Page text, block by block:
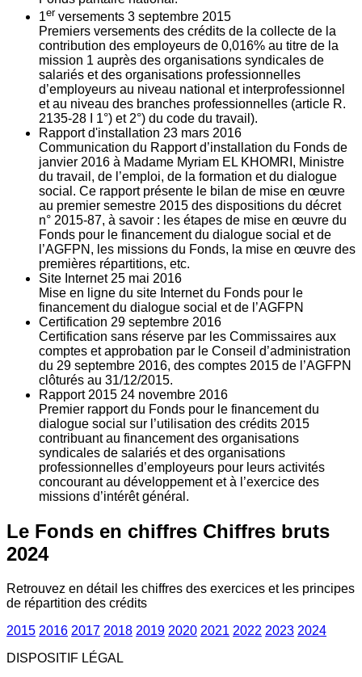
1er versements 3 septembre 2015
Premiers versements des crédits de la collecte de la
contribution des employeurs de 0,016% au titre de la
mission 1 auprès des organisations syndicales de
salariés et des organisations professionnelles
d’employeurs au niveau national et interprofessionnel
et au niveau des branches professionnelles (article R.
2135‐28 I 1°) et 2°) du code du travail).
Rapport d'installation 23 mars 2016
Communication du Rapport d’installation du Fonds de
janvier 2016 à Madame Myriam EL KHOMRI, Ministre
du travail, de l’emploi, de la formation et du dialogue
social. Ce rapport présente le bilan de mise en œuvre
au premier semestre 2015 des dispositions du décret
n° 2015-87, à savoir : les étapes de mise en œuvre du
Fonds pour le financement du dialogue social et de
l’AGFPN, les missions du Fonds, la mise en œuvre des
premières répartitions, etc.
Site Internet 25 mai 2016
Mise en ligne du site Internet du Fonds pour le
financement du dialogue social et de l’AGFPN
Certification 29 septembre 2016
Certification sans réserve par les Commissaires aux
comptes et approbation par le Conseil d’administration
du 29 septembre 2016, des comptes 2015 de l’AGFPN
clôturés au 31/12/2015.
Rapport 2015 24 novembre 2016
Premier rapport du Fonds pour le financement du
dialogue social sur l’utilisation des crédits 2015
contribuant au financement des organisations
syndicales de salariés et des organisations
professionnelles d’employeurs pour leurs activités
concourant au développement et à l’exercice des
missions d’intérêt général.
Le Fonds en chiffres Chiffres bruts
2024
Retrouvez en détail les chiffres des exercices et les principes
de répartition des crédits
2015 2016 2017 2018 2019 2020 2021 2022 2023 2024
DISPOSITIF LÉGAL